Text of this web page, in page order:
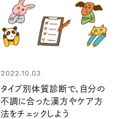
2022.10.03
タイプ別体質診断で、自分の
不調に合った漢方やケア方
法をチェックしよう